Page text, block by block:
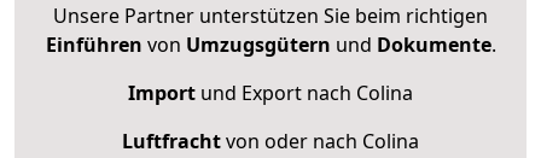
Unsere Partner unterstützen Sie beim richtigen
Einführen von Umzugsgütern und Dokumente.
Import und Export nach Colina
Luftfrachtvon oder nach Colina